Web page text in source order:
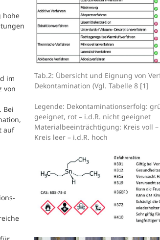
hohe
im
von
Bei
auf
Tab.2: Übersicht und Eignung von
Dekontamination (Vgl. Tabelle 8 [1]
Legende: Dekontaminationserfolg:
geeignet, rot – i.d.R. nicht geeignet
Materialbeeinträchtigung: Kreis voll
Kreis leer – i.d.R. hoch